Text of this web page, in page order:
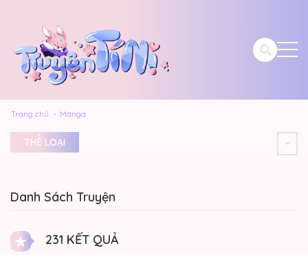
Trang chủ Manga
THỂ LOẠI
Danh Sách Truyện
231 KẾT QUẢ